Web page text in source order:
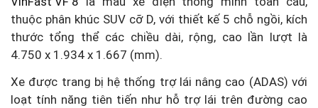
thuộc phân khúc SUV cỡ D, với thiết kế 5 chỗ ngồi, kích
thước tổng thể các chiều dài, rộng, cao lần lượt là
4.750 x 1.934 x 1.667 (mm).
Xe được trang bị hệ thống trợ lái nâng cao (ADAS) với
loạt tính năng tiên tiến như hỗ trợ lái trên đường cao